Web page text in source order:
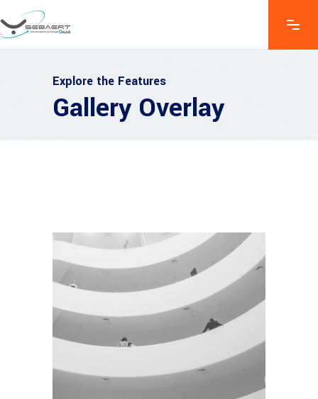
Explore the Features
Gallery Overlay
GREEN DESIGN
Institutional Design